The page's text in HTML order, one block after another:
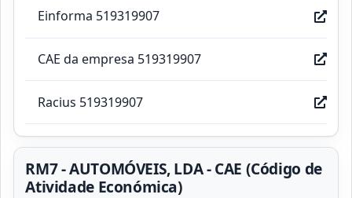
Einforma 519319907
CAE da empresa 519319907
Racius 519319907
RM7 - AUTOMÓVEIS, LDA - CAE (Código de
Atividade Económica)